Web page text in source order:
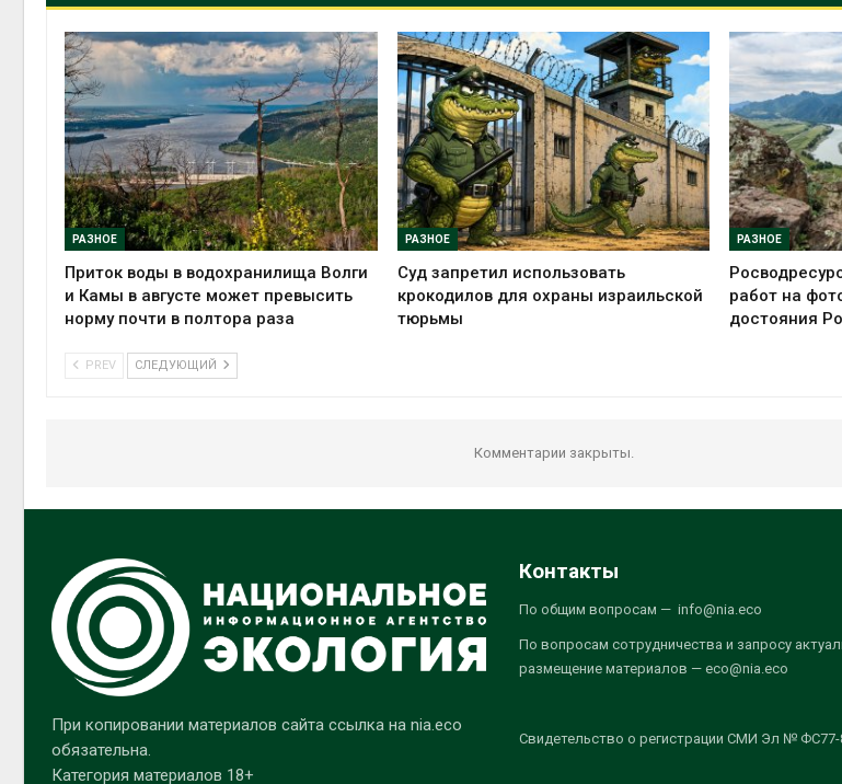
РАЗНОЕ
Приток воды в водохранилища Волги
и Камы в августе может превысить
норму почти в полтора раза
РАЗНОЕ
Суд запретил использовать
крокодилов для охраны израильской
тюрьмы
РАЗНОЕ
работ на
достояния
PREV СЛЕДУЮЩИЙ
Комментарии закрыты.
При копировании материалов сайта ссылка на nia.eco
обязательна.
Категория материалов 18+
Контакты
По общим вопросам — info@nia.eco
По вопросам сотрудничества и запросу
размещение материалов — eco@nia.eco
Свидетельство о регистрации СМИ Эл № ФС77-